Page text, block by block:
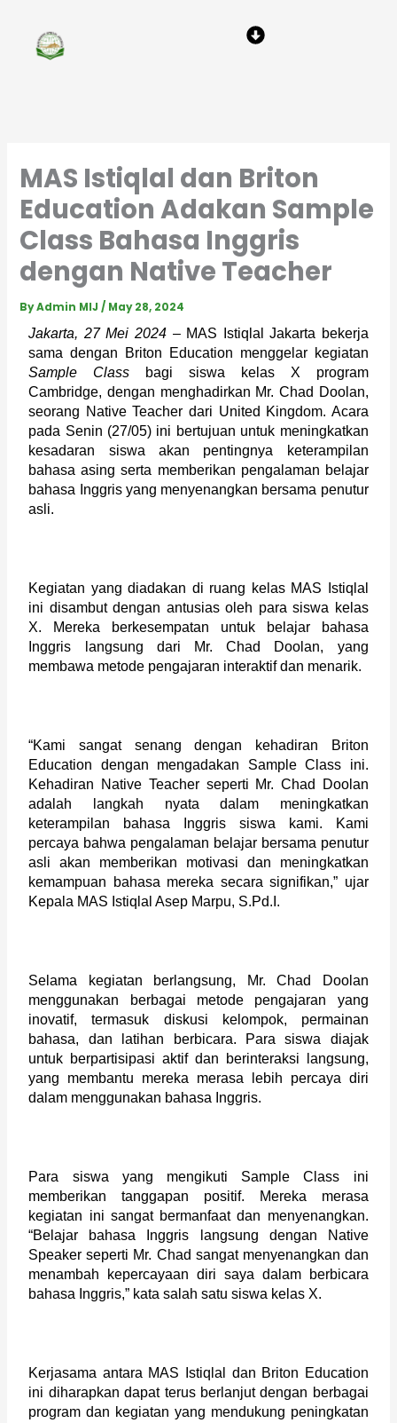
content
Menu
MAS Istiqlal dan Briton
Education Adakan Sample
Class Bahasa Inggris
dengan Native Teacher
ByAdmin MIJ/ May 28, 2024
Jakarta, 27 Mei 2024 – MAS Istiqlal Jakarta bekerja
Sample Class bagi siswa kelas X program
Cambridge, dengan menghadirkan Mr. Chad Doolan,
seorang Native Teacher dari United Kingdom. Acara
pada Senin (27/05) ini bertujuan untuk meningkatkan
kesadaran siswa akan pentingnya keterampilan
bahasa asing serta memberikan pengalaman belajar
bahasa Inggris yang menyenangkan bersama penutur
asli.
Kegiatan yang diadakan di ruang kelas MAS Istiqlal
ini disambut dengan antusias oleh para siswa kelas
X. Mereka berkesempatan untuk belajar bahasa
Inggris langsung dari Mr. Chad Doolan, yang
membawa metode pengajaran interaktif dan menarik.
“Kami sangat senang dengan kehadiran Briton
Education dengan mengadakan Sample Class ini.
Kehadiran Native Teacher seperti Mr. Chad Doolan
adalah langkah nyata dalam meningkatkan
keterampilan bahasa Inggris siswa kami. Kami
percaya bahwa pengalaman belajar bersama penutur
asli akan memberikan motivasi dan meningkatkan
kemampuan bahasa mereka secara signifikan,” ujar
Kepala MAS Istiqlal Asep Marpu, S.Pd.I.
Selama kegiatan berlangsung, Mr. Chad Doolan
menggunakan berbagai metode pengajaran yang
inovatif, termasuk diskusi kelompok, permainan
bahasa, dan latihan berbicara. Para siswa diajak
untuk berpartisipasi aktif dan berinteraksi langsung,
yang membantu mereka merasa lebih percaya diri
dalam menggunakan bahasa Inggris.
Para siswa yang mengikuti Sample Class ini
memberikan tanggapan positif. Mereka merasa
kegiatan ini sangat bermanfaat dan menyenangkan.
“Belajar bahasa Inggris langsung dengan Native
Speaker seperti Mr. Chad sangat menyenangkan dan
menambah kepercayaan diri saya dalam berbicara
bahasa Inggris,” kata salah satu siswa kelas X.
Kerjasama antara MAS Istiqlal dan Briton Education
ini diharapkan dapat terus berlanjut dengan berbagai
program dan kegiatan yang mendukung peningkatan